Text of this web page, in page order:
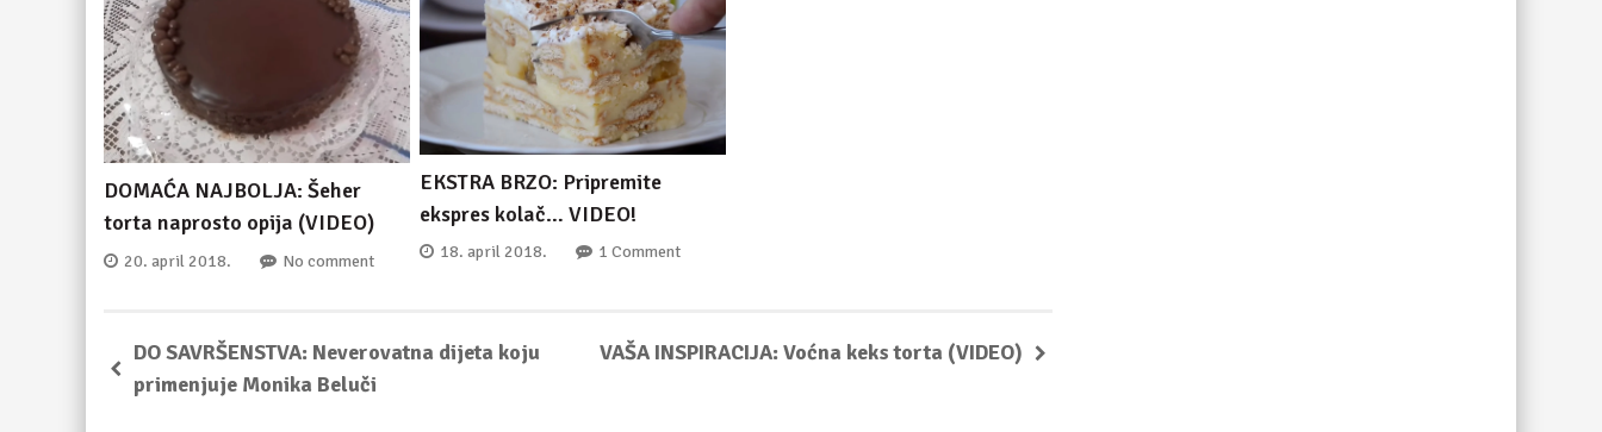
DOMAĆA NAJBOLJA: Šeher
torta naprosto opija (VIDEO)
20. april 2018. No comment
EKSTRA BRZO: Pripremite
ekspres kolač… VIDEO!
18. april 2018. 1 Comment
DO SAVRŠENSTVA: Neverovatna dijeta koju
primenjuje Monika Beluči
VAŠA INSPIRACIJA: Voćna keks torta (VIDEO)